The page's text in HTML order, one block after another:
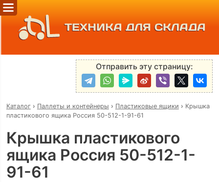
ТЕХНИКА ДЛЯ СКЛАДА
Отправить эту страницу:
Каталог› Паллеты и контейнеры › Пластиковые ящики › Крышка
пластикового ящика Россия 50-512-1-91-61
Крышка пластикового
ящика Россия 50-512-1-
91-61